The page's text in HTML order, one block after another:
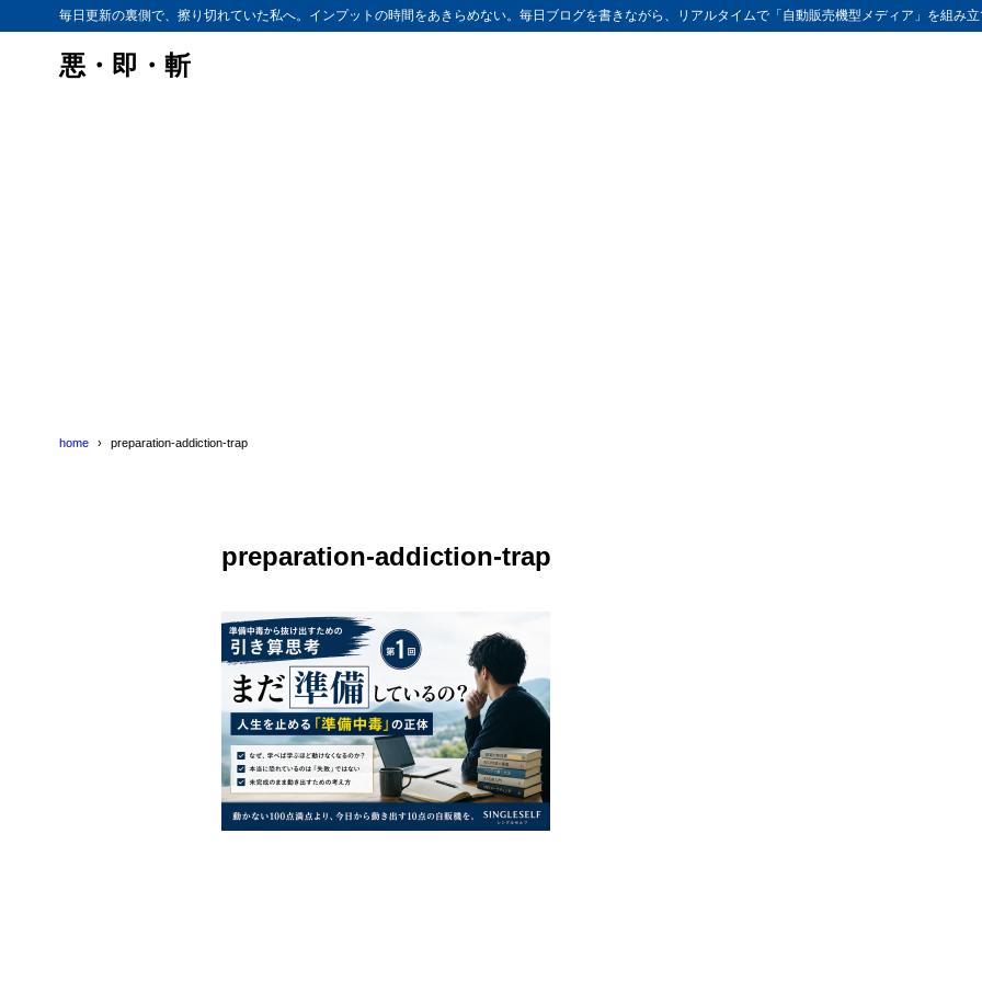
毎日更新の裏側で、擦り切れていた私へ。インプットの時間をあきらめない。毎日ブログを書きながら、リアルタイムで「自動販売機型メディア」を組み立
悪・即・斬
home preparation-addiction-trap
preparation-addiction-trap